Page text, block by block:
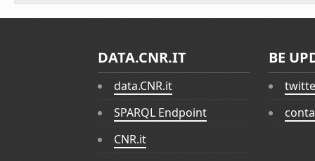
DATA.CNR.IT
data.CNR.it
SPARQL Endpoint
CNR.it
BE